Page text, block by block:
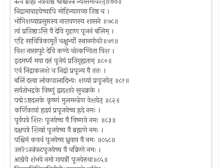
निद्रामावाहयेच्चापि मोहिन्यागच्छ तिष्ठ च ।
भोगिशय्याप्रसुप्तस्य नारायणस्य शासने ॥७८॥
त्वं प्रतिष्ठाऽसि वै देवि गृहाण पूजनं बलिम् ।
एहि सावित्रिकामूर्ते चक्षुर्भ्यो स्थानगोचरे॥७९॥
विश नासापुटे देवि कण्ठे चोत्कण्ठिता विश ।
इदमर्घ्यं मया दत्तं पूजेयं प्रतिगृह्यताम् ॥८०॥
एवं निद्राकलशे च निद्रां प्रपूज्य वै ततः ।
बलिं दत्त्वा लोकपालादिभ्यः शय्यां प्रपूजयेत् ॥८१॥
सर्वतोभद्रके विष्णुं द्वादशारे सुचक्रके ।
पद्मेऽष्टदलके कृष्णं मूलमन्त्रेण वेशयेत् ॥८२॥
कर्णिकायां हृदयं प्रपूजयेच्च ह्रदे नमः ।
पूर्वपत्रे शिरः पूजयेच्च वै विष्णवे नमः ॥८३॥
दक्षपत्रे शिखां पूजयेच्च वै ब्रह्मणे नमः ।
पश्चिमं कवचं पूजयेच्च ध्रुवाय वै नमः ॥८५८॥
उत्तरेऽस्त्रंफटपूजयेच्च वै चक्रिणे नमः ।
आग्नेये शंभवे नमो गायत्रीं पूजयेत्तथा॥८५॥